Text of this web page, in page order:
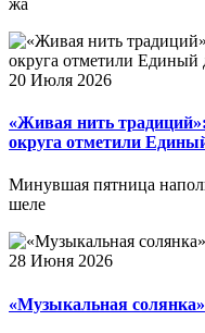
20 Июля 2026
«Живая нить
округа отметили
Минувшая пятница
шеле
28 Июня 2026
«Музыкальная солянка»